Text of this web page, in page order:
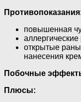
повышенная
открытые
нанесения
Побочные
Плюсы: